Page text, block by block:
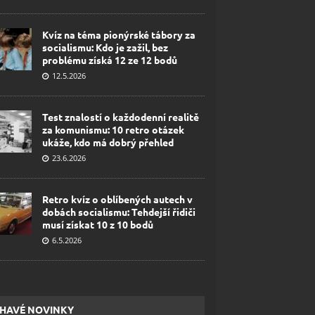
Kvíz na téma pionýrské tábory za
socialismu: Kdo je zažil, bez
problému získá 12 ze 12 bodů
12.5.2026
Test znalostí o každodenní realitě
za komunismu: 10 retro otázek
ukáže, kdo má dobrý přehled
23.6.2026
Retro kvíz o oblíbených autech v
dobách socialismu: Tehdejší řidiči
musí získat 10 z 10 bodů
6.5.2026
NOVINKY